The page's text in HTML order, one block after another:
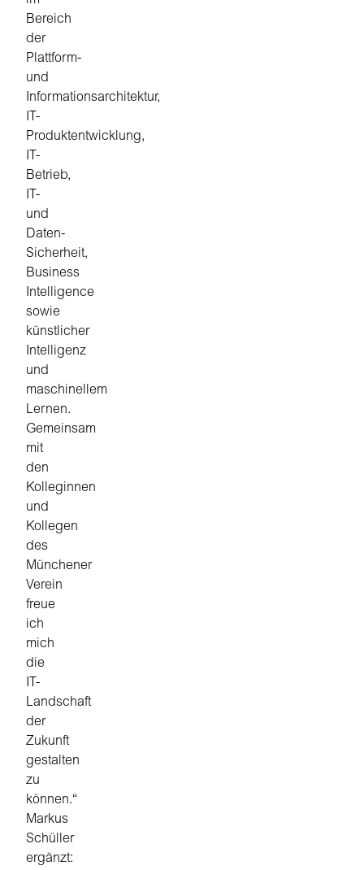
Bereich
der
Plattform-
und
Informationsarchitektur,
IT-
Produktentwicklung,
IT-
Betrieb,
IT-
und
Daten-
Sicherheit,
Business
Intelligence
sowie
künstlicher
Intelligenz
und
maschinellem
Lernen.
Gemeinsam
mit
den
Kolleginnen
und
Kollegen
des
Münchener
Verein
freue
ich
mich
die
IT-
Landschaft
der
Zukunft
gestalten
zu
können.“
Markus
Schüller
ergänzt: